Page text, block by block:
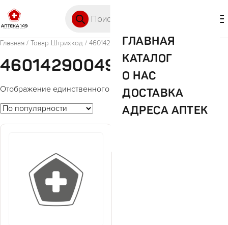
ГЛАВНАЯ
КАТАЛОГ
О НАС
ДОСТАВКА
АДРЕСА АПТЕК
Главная / Товар Штрихкод / 4601429004936
4601429004936
Отображение единственного товара